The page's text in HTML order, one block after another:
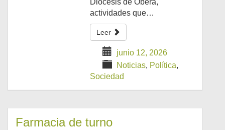
Diócesis de Oberá,
actividades que…
Leer
junio 12, 2026
Noticias, Política,
Sociedad
Farmacia de turno